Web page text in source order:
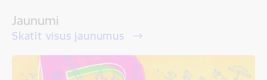
Jaunumi
Skatīt visus jaunumus